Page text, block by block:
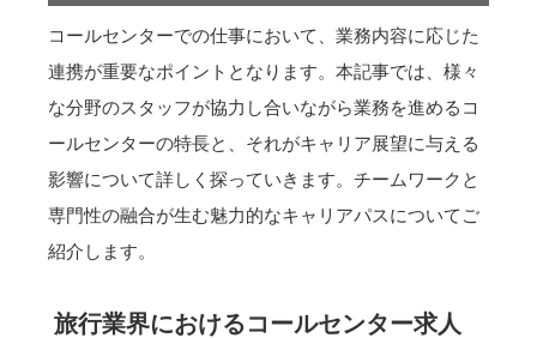
コールセンターでの仕事において、業務内容に応じた
連携が重要なポイントとなります。本記事では、様々
な分野のスタッフが協力し合いながら業務を進めるコ
ールセンターの特長と、それがキャリア展望に与える
影響について詳しく探っていきます。チームワークと
専門性の融合が生む魅力的なキャリアパスについてご
紹介します。
旅行業界におけるコールセンター求人